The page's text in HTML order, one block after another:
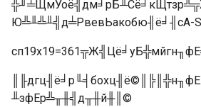
Ю╩╨╩╨╣д╧РвевЬакобю╢ё╛╢сA-
╨зфЕр╩╥╫╣д╥╫й╫║©